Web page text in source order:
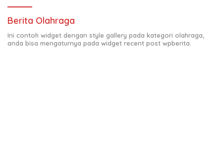
Berita Olahraga
Ini contoh widget dengan style gallery pada kategori olahraga,
anda bisa mengaturnya pada widget recent post wpberita.